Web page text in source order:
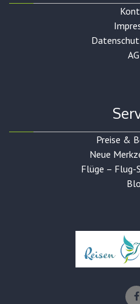
Preise &
Neue
Flüge – Flug-